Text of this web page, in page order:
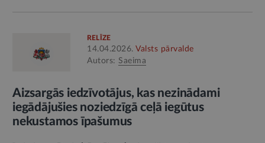
RELĪZE
14.04.2026. Valsts pārvalde
Autors: Saeima
Aizsargās iedzīvotājus, kas nezinādami
iegādājušies noziedzīgā ceļā iegūtus
nekustamos īpašumus